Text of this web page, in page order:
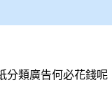
分類廣告何必花錢呢